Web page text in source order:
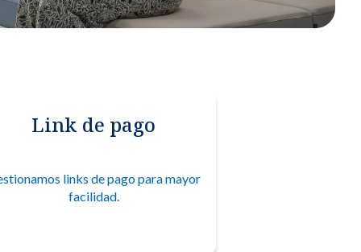
de servicios
Link de pago
links de pago para mayor
facilidad.